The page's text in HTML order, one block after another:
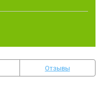
Отзывы